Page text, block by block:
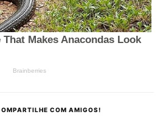
COM AMIGOS!